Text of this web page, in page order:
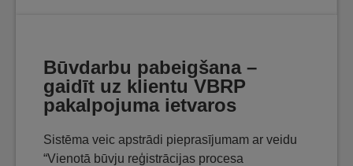
Būvdarbu pabeigšana –
gaidīt uz klientu VBRP
pakalpojuma ietvaros
Sistēma veic apstrādi pieprasījumam ar veidu
“Vienotā būvju reģistrācijas procesa